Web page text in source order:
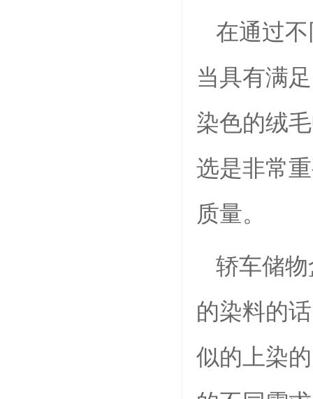
在通过
当具有满
染色的绒
选是非常
质量。
轿车储
的染料的
似的上染